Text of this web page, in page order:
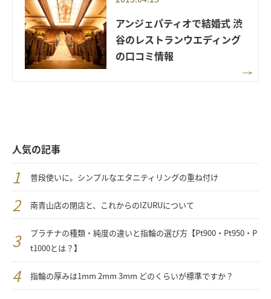
アンジェパティオで結婚式 渋
谷のレストランウエディング
の口コミ情報
人気の記事
普段使いに。シンプルなエタニティリングの重ね付け
南青山店の閉店と、これからのIZURUについて
プラチナの種類・純度の違いと指輪の選び方【Pt900・Pt950・P
t1000とは？】
指輪の厚みは1mm 2mm 3mm どのくらいが標準ですか？